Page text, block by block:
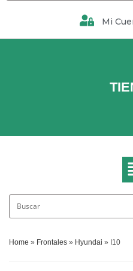
Mi
Home » Frontales » Hyundai » I10